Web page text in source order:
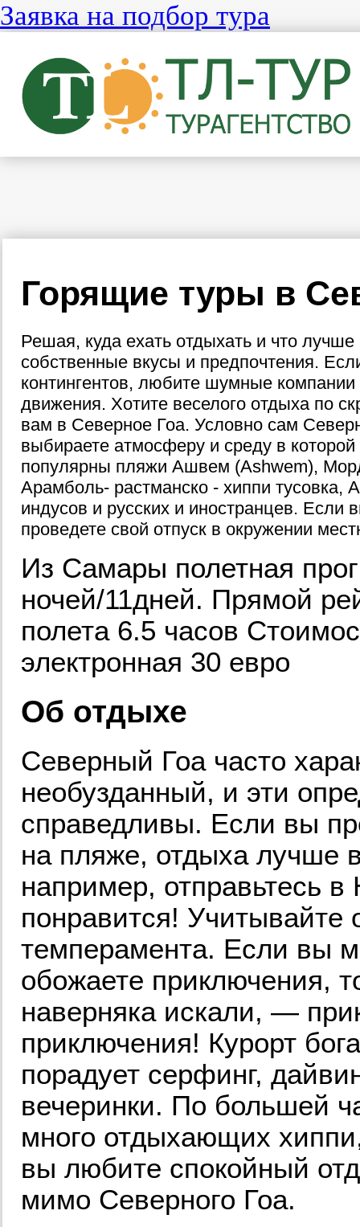
Заявка на подбор тура
Горящие туры в
Решая, куда ехать отдыхать и что
собственные вкусы и предпочтения.
контингентов, любите шумные
движения. Хотите веселого отдыха по
вам в Северное Гоа. Условно сам
выбираете атмосферу и среду в
популярны пляжи Ашвем (Ashwem),
Арамболь- растманско - хиппи тусовка,
индусов и русских и иностранцев. Если
проведете свой отпуск в окружении
Из Самары полетная
ночей/11дней. Прямой
полета 6.5 часов
электронная 30 евро
Об отдыхе
Северный Гоа часто
необузданный, и эти
справедливы. Если вы
на пляже, отдыха лучше
например, отправьтесь
понравится! Учитывайте
темперамента. Если вы
обожаете приключения,
наверняка искали, —
приключения! Курорт
порадует серфинг,
вечеринки. По большей
много отдыхающих
вы любите спокойный
мимо Северного Гоа.